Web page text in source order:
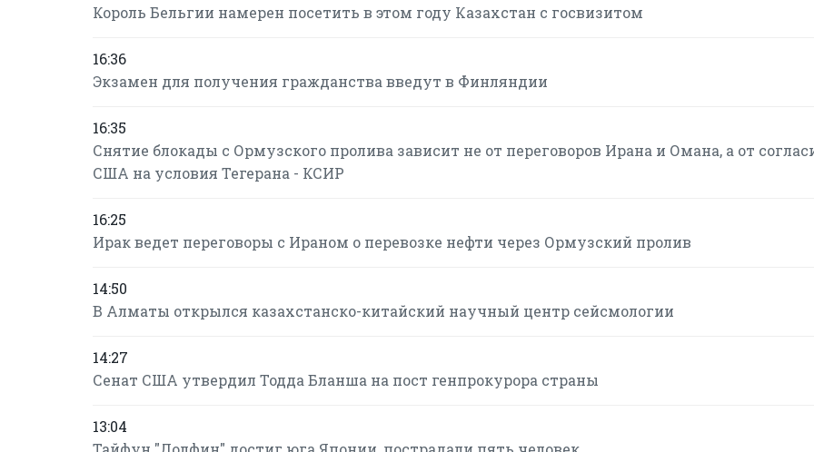
Король Бельгии намерен посетить в этом году Казахстан с госвизитом
16:36
Экзамен для получения гражданства введут в Финляндии
16:35
Снятие блокады с Ормузского пролива зависит не от переговоров Ирана и Омана, а от
США на условия Тегерана - КСИР
16:25
Ирак ведет переговоры с Ираном о перевозке нефти через Ормузский пролив
14:50
В Алматы открылся казахстанско-китайский научный центр сейсмологии
14:27
Сенат США утвердил Тодда Бланша на пост генпрокурора страны
13:04